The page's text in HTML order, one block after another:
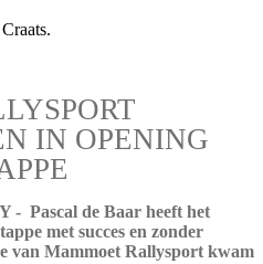
IN OPENING
Pascal de Baar heeft het
met succes en zonder
van Mammoet Rallysport kwam